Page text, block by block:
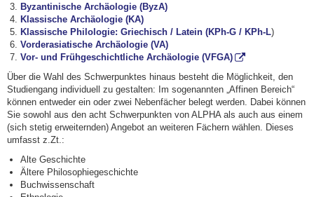
Byzantinische Archäologie (ByzA)
Klassische Archäologie (KA)
Klassische Philologie: Griechisch / Latein (KPh-G / KPh-L)
Vorderasiatische Archäologie (VA)
Vor- und Frühgeschichtliche Archäologie (VFGA)
Über die Wahl des Schwerpunktes hinaus besteht die Möglichkeit, den
Studiengang individuell zu gestalten: Im sogenannten „Affinen Bereich“
können entweder ein oder zwei Nebenfächer belegt werden. Dabei können
Sie sowohl aus den acht Schwerpunkten von ALPHA als auch aus einem
(sich stetig erweiternden) Angebot an weiteren Fächern wählen. Dieses
umfasst z.Zt.:
Alte Geschichte
Ältere Philosophiegeschichte
Buchwissenschaft